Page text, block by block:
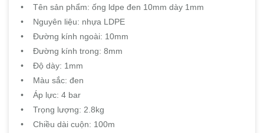
• Tên sản phẩm: ống ldpe đen 10mm dày 1mm
• Nguyên liệu: nhựa LDPE
• Đường kính ngoài: 10mm
• Đường kính trong: 8mm
• Độ dày: 1mm
• Màu sắc: đen
• Áp lực: 4 bar
• Trọng lượng: 2.8kg
• Chiều dài cuộn: 100m